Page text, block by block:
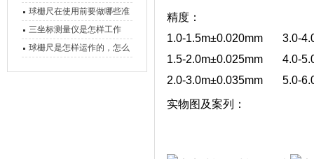
球栅尺在使用前要做哪些准
备工作？
三坐标测量仪是怎样工作
的，功能有什么优势？
球栅尺是怎样运作的，怎么
精度：
1.0-1.5m±0.020mm 3.0-
1.5-2.0m±0.025mm 4.0-
2.0-3.0m±0.035mm 5.0-
实物图及案列：